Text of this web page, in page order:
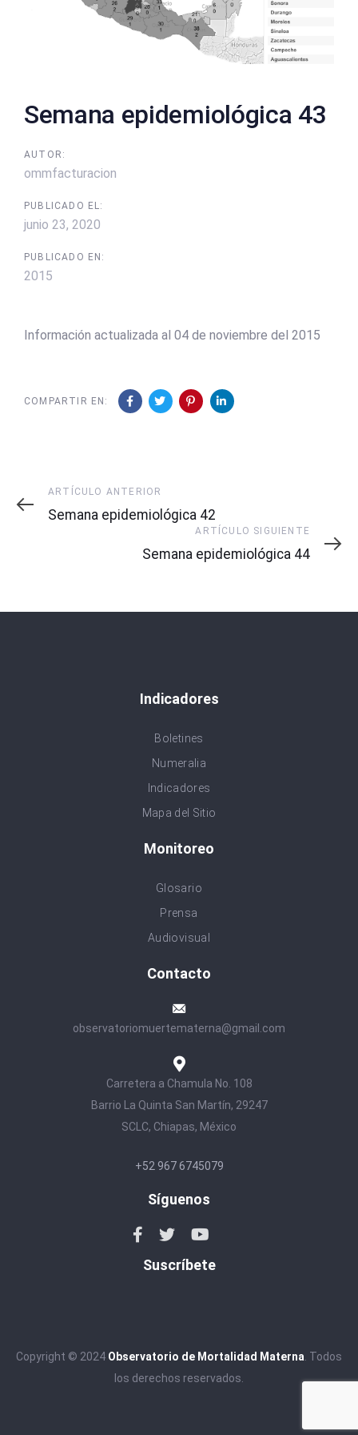
Semana epidemiológica 43
AUTOR:
ommfacturacion
PUBLICADO EL:
junio 23, 2020
PUBLICADO EN:
2015
Información actualizada al 04 de noviembre del 2015
COMPARTIR EN:
Artículo
Anterior
ARTÍCULO ANTERIOR
Semana epidemiológica 42
Siguiente
ARTÍCULO SIGUIENTE
Semana epidemiológica 44
Indicadores
Boletines
Numeralia
Indicadores
Mapa del Sitio
Monitoreo
Glosario
Prensa
Audiovisual
Contacto
observatoriomuertematerna@gmail.com
Carretera a Chamula No. 108
Barrio La Quinta San Martín, 29247
SCLC, Chiapas, México
+52 967 6745079
Síguenos
Suscríbete
Copyright © 2024 Observatorio de Mortalidad Materna . Todos
los derechos reservados.